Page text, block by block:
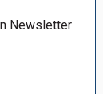
Newsletter